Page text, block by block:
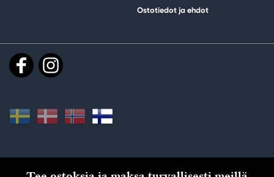
Ostotiedot ja ehdot